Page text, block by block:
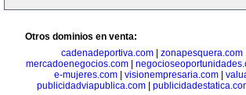
Otros dominios en venta:
cadenadeportiva.com
zonapesquera.com
mercadoenegocios.com
e-mujeres.com
visionempresaria.com
publicidadviapublica.com